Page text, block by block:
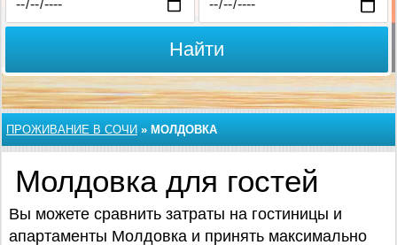
Найти
ПРОЖИВАНИЕ В CОЧИ » МОЛДОВКА
Молдовка для гостей
Вы можете сравнить затраты на гостиницы и
апартаменты Молдовка и принять максимально